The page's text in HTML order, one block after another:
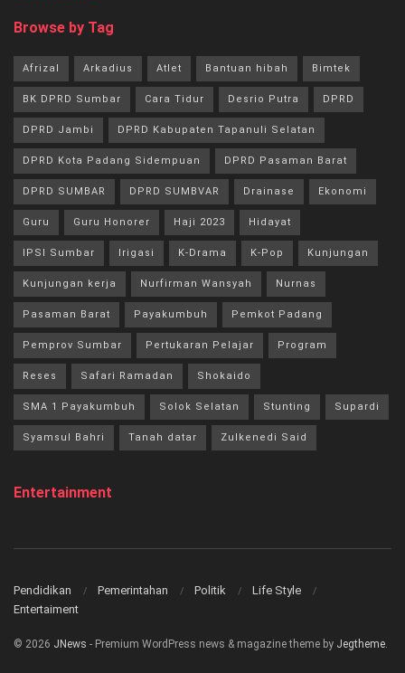
Browse by Tag
Afrizal Arkadius Atlet Bantuan hibah Bimtek
BK DPRD Sumbar Cara Tidur Desrio Putra DPRD
DPRD Jambi DPRD Kabupaten Tapanuli Selatan
DPRD Kota Padang Sidempuan DPRD Pasaman Barat
DPRD SUMBAR DPRD SUMBVAR Drainase Ekonomi
Guru Guru Honorer Haji 2023 Hidayat
IPSI Sumbar Irigasi K-Drama K-Pop Kunjungan
Kunjungan kerja Nurfirman Wansyah Nurnas
Pasaman Barat Payakumbuh Pemkot Padang
Pemprov Sumbar Pertukaran Pelajar Program
Reses Safari Ramadan Shokaido
SMA 1 Payakumbuh Solok Selatan Stunting Supardi
Syamsul Bahri Tanah datar Zulkenedi Said
Entertainment
Pendidikan Pemerintahan Politik
Life Style
Entertaiment
© 2026 JNews - Premium WordPress news & magazine theme by Jegtheme.